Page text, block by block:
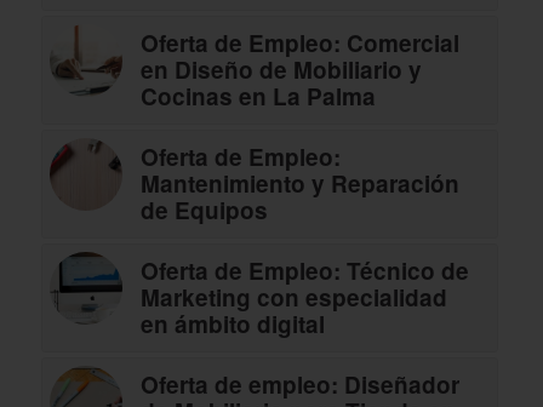
Oferta de Empleo: Comercial
en Diseño de Mobiliario y
Cocinas en La Palma
Oferta de Empleo:
Mantenimiento y Reparación
de Equipos
Oferta de Empleo: Técnico de
Marketing con especialidad
en ámbito digital
Oferta de empleo: Diseñador